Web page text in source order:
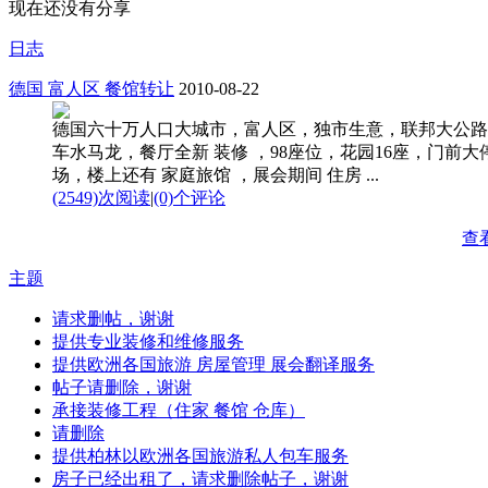
现在还没有分享
日志
德国 富人区 餐馆转让 2010-08-22
德国六十万人口大城市，富人区，独市生意，联邦大公路
车水马龙，餐厅全新 装修 ，98座位，花园16座，门前大
场，楼上还有 家庭旅馆 ，展会期间 住房 ...
(2549)次阅读|(0)个评论
查
主题
请求删帖，谢谢
提供专业装修和维修服务
提供欧洲各国旅游 房屋管理 展会翻译服务
帖子请删除，谢谢
承接装修工程（住家 餐馆 仓库）
请删除
提供柏林以欧洲各国旅游私人包车服务
房子已经出租了，请求删除帖子，谢谢